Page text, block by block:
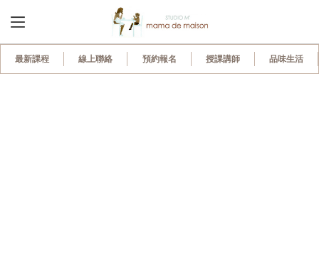
最新課程 線上聯絡 預約報名 授課講師 品味生活